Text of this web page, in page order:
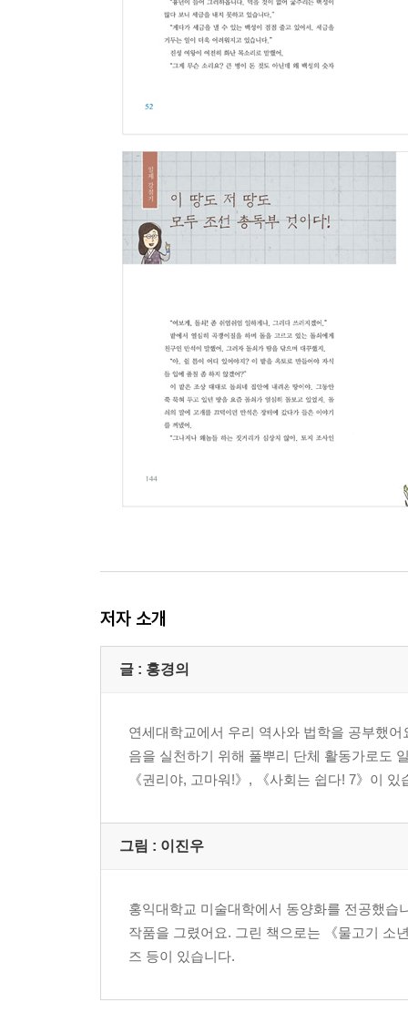
저자 소개
글 : 홍경의
연세대학교에서 우리 역사와 법학을 공부했
음을 실천하기 위해 풀뿌리 단체 활동가로도
《권리야, 고마워!》, 《사회는 쉽다! 7》이 있
그림 : 이진우
홍익대학교 미술대학에서 동양화를 전공했습
작품을 그렸어요. 그린 책으로는 《물고기 소
즈 등이 있습니다.